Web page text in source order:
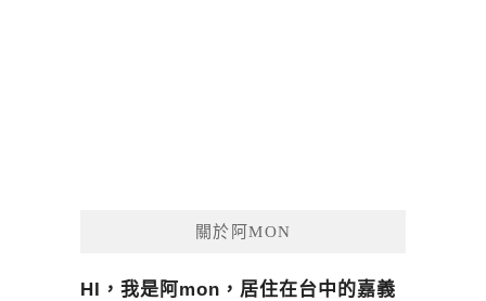
關於阿MON
HI，我是阿mon，居住在台中的嘉義